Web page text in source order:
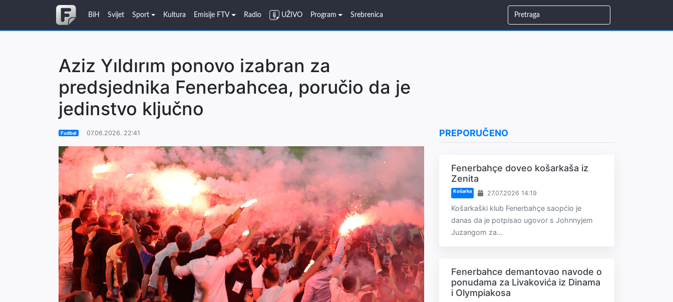
BiH Svijet Sport Kultura Emisije FTV Radio UŽIVO Program Srebrenica
Aziz Yıldırım ponovo izabran za
predsjednika Fenerbahcea, poručio da je
jedinstvo ključno
Fudbal 07.06.2026. 22:41 PREPORUČENO
Fenerbahçe doveo košarkaša iz
Zenita
Košarka 27.07.2026 14:19
Košarkaški klub Fenerbahçe saopćio je
danas da je potpisao ugovor s Johnnyjem
Juzangom za...
Fenerbahce demantovao navode o
ponudama za Livakovića iz Dinama
i Olympiakosa